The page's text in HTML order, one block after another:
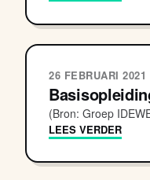
26 FEBRUARI 2021
(Bron: Groep
LEES VERDER